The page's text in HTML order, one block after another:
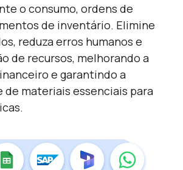
o consumo, ordens de
de inventário. Elimine
reduza erros humanos e
de recursos, melhorando a
e garantindo a
materiais essenciais para